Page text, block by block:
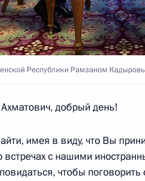
Президента России в
Москва, Кремль
летия Великой Победы
Республики Рамзаном
добрый день!
имея в виду, что Вы
встречах с нашими
чтобы